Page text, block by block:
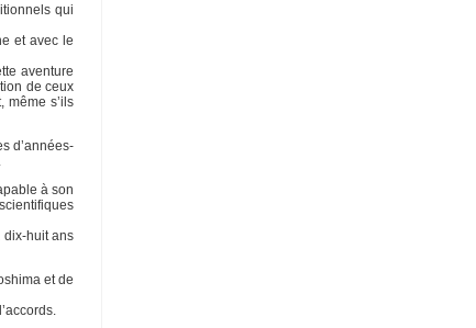
qui
et avec le
aventure
de ceux
même s’ils
d’années-
à son
dix-huit ans
et de